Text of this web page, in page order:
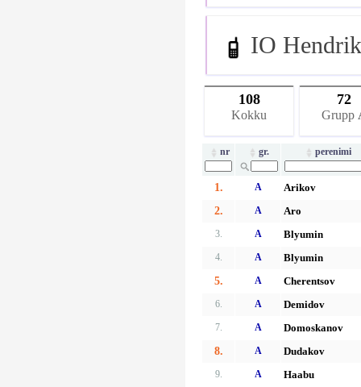
IO
108
Kokku
72
Grupp
nr gr. perenimi
1. A
Arikov
2.
A Aro
3. A Blyumin
4. A
Blyumin
5.
A Cherentsov
6. A Demidov
7. A
Domoskanov
8.
A Dudakov
9. A
Haabu